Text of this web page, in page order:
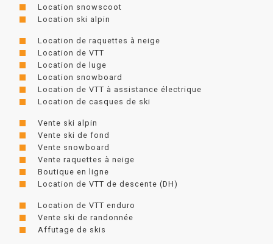
Location snowscoot
Location ski alpin
Location de raquettes à neige
Location de VTT
Location de luge
Location snowboard
Location de VTT à assistance électrique
Location de casques de ski
Vente ski alpin
Vente ski de fond
Vente snowboard
Vente raquettes à neige
Boutique en ligne
Location de VTT de descente (DH)
Location de VTT enduro
Vente ski de randonnée
Affutage de skis